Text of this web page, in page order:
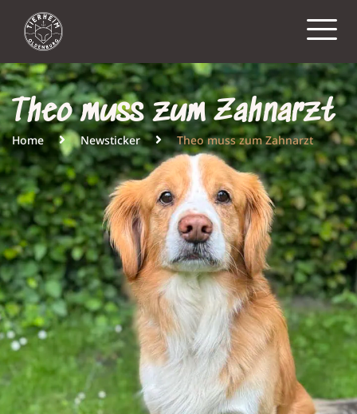
Theo muss zum Zahnarzt
Home Newsticker Theo muss zum Zahnarzt